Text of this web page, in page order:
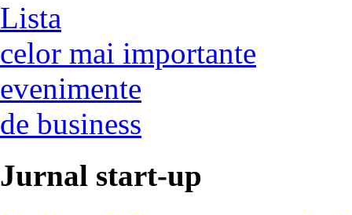
Lista
celor mai importante
evenimente
de business
Jurnal start-up